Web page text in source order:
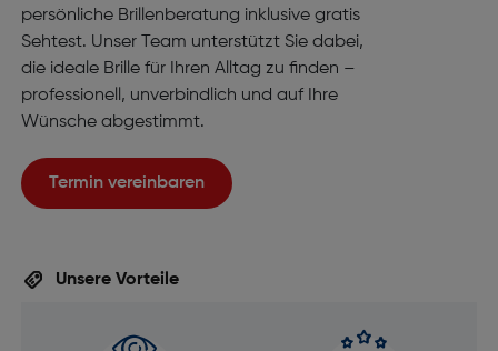
persönliche Brillenberatung inklusive gratis
Sehtest. Unser Team unterstützt Sie dabei,
die ideale Brille für Ihren Alltag zu finden –
professionell, unverbindlich und auf Ihre
Wünsche abgestimmt.
Termin vereinbaren
Unsere Vorteile